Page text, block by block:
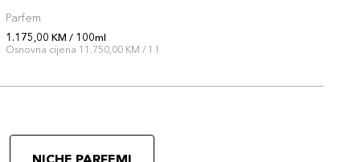
Parfem
1.175,00 KM / 100ml
Osnovna cijena 11.750,00 KM / 1 l
NICHE PARFEMI